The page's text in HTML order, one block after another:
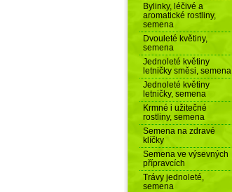
Bylinky, léčivé a
aromatické rostliny,
semena
Dvouleté květiny,
semena
Jednoleté květiny
letničky směsi, semena
Jednoleté květiny
letničky, semena
Krmné i užitečné
rostliny, semena
Semena na zdravé
klíčky
Semena ve výsevných
přípravcích
Trávy jednoleté,
semena